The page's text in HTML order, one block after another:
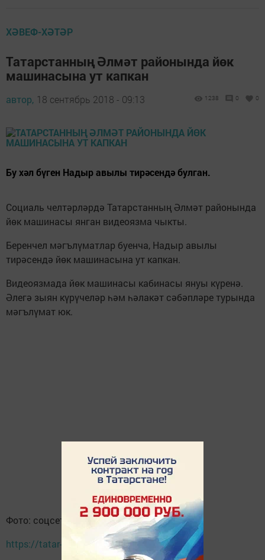
ХӘВЕФ-ХӘТӘР
Татарстанның Әлмәт районында йөк
машинасына ут капкан
автор, 18 сентябрь 2018 - 09:13 1238 0 0
Бу хәл бүген Надыр авылы тирәсендә булган.
Социаль челтәрләрдә Татарстанның Әлмәт районында
йөк машинасы янган видеоязма чыкты.
Беренчел мәгълүматлар буенча, Надыр авылы
тирәсендә йөк машинасына ут капкан.
Видеоязмада йөк машинасы кабинасы януы күренә.
Әлегә зыян күрүчеләр һәм һәлакәт сәбәпләре турында
мәгълүмат юк.
Фото: соцсети
https://tatar-inform.tatar